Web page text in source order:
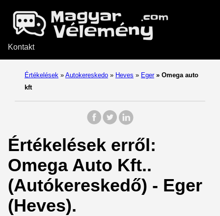
Kontakt
Értékelések » Autokereskedo » Heves » Eger » Omega auto
kft
Értékelések erről:
Omega Auto Kft..
(Autókereskedő) - Eger
(Heves).